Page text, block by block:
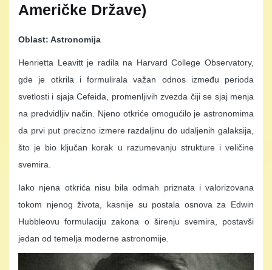
Američke Države)
Oblast: Astronomija
Henrietta Leavitt je radila na Harvard College Observatory,
gde je otkrila i formulirala važan odnos između perioda
svetlosti i sjaja Cefeida, promenljivih zvezda čiji se sjaj menja
na predvidljiv način. Njeno otkriće omogućilo je astronomima
da prvi put precizno izmere razdaljinu do udaljenih galaksija,
što je bio ključan korak u razumevanju strukture i veličine
svemira.
Iako njena otkrića nisu bila odmah priznata i valorizovana
tokom njenog života, kasnije su postala osnova za Edwin
Hubbleovu formulaciju zakona o širenju svemira, postavši
jedan od temelja moderne astronomije.